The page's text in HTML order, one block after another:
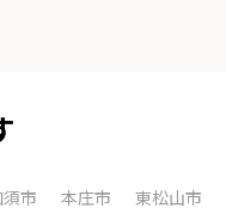
須市 本庄市 東松山市